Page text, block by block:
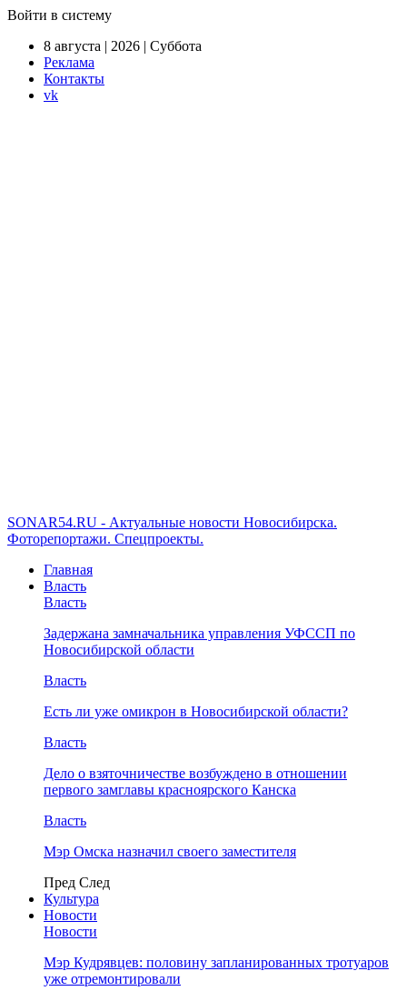
Войти в систему
8 августа | 2026 | Суббота
Реклама
Контакты
vk
SONAR54.RU - Актуальные новости Новосибирска.
Фоторепортажи. Спецпроекты.
Главная
Власть
Власть
Задержана замначальника управления УФССП по
Новосибирской области
Власть
Есть ли уже омикрон в Новосибирской области?
Власть
Дело о взяточничестве возбуждено в отношении
первого замглавы красноярского Канска
Власть
Мэр Омска назначил своего заместителя
Пред След
Культура
Новости
Новости
Мэр Кудрявцев: половину запланированных тротуаров
уже отремонтировали